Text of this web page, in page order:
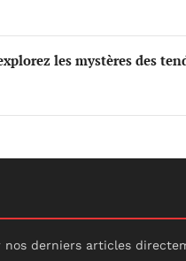
les mystères des
nos derniers articles